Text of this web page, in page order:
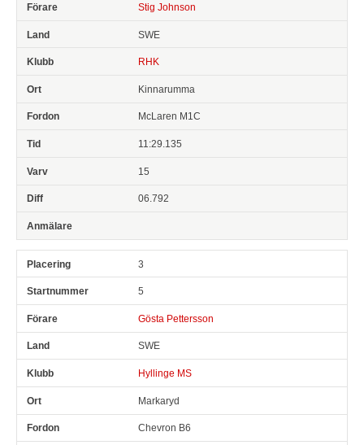
Stig Johnson
SWE
RHK
Kinnarumma
McLaren M1C
11:29.135
15
06.792
3
5
Gösta Pettersson
SWE
Hyllinge MS
Markaryd
Chevron B6